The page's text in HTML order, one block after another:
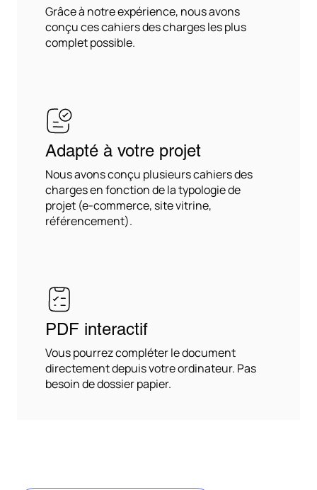
PDF interactif
Vous pourrez compléter le document
directement depuis votre ordinateur. Pas
besoin de dossier papier.
Adapté à votre projet
Nous avons conçu plusieurs cahiers des
charges en fonction de la typologie de
projet (e-commerce, site vitrine,
référencement).
Grâce à notre expérience, nous avons
conçu ces cahiers des charges les plus
complet possible.